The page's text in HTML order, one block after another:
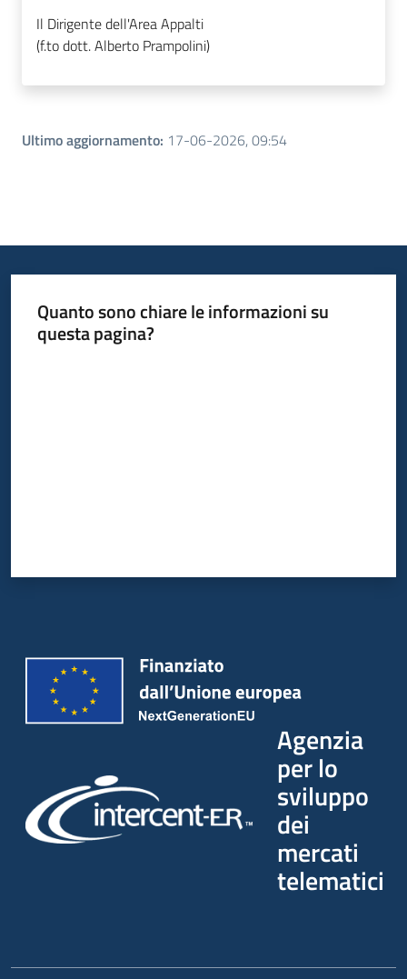
Il Dirigente dell'Area Appalti
(f.to dott. Alberto Prampolini)
Ultimo aggiornamento: 17-06-2026, 09:54
Quanto sono chiare le informazioni su
questa pagina?
Agenzia
per lo
sviluppo
dei
mercati
telematici